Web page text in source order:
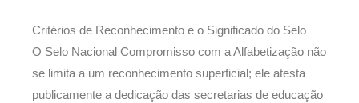
Critérios de Reconhecimento e o Significado do Selo
O Selo Nacional Compromisso com a Alfabetização não
se limita a um reconhecimento superficial; ele atesta
publicamente a dedicação das secretarias de educação